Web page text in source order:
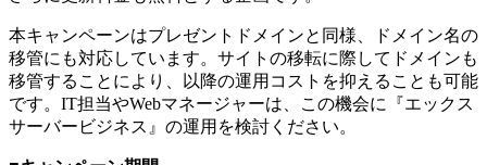
本キャンペーンはプレゼントドメインと同様、ドメイン名の
移管にも対応しています。サイトの移転に際してドメインも
移管することにより、以降の運用コストを抑えることも可能
です。IT担当やWebマネージャーは、この機会に『エックス
サーバービジネス』の運用を検討ください。